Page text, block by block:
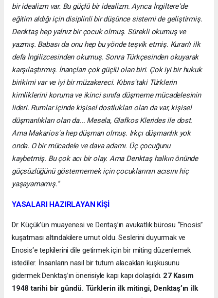
bir idealizm var. Bu güçlü bir idealizm. Ayrıca İngiltere'de
eğitim aldığı için disiplinli bir düşünce sistemi de geliştirmiş.
Denktaş hep yalnız bir çocuk olmuş. Sürekli okumuş ve
yazmış. Babası da onu hep bu yönde teşvik etmiş. Kuran'ı ilk
defa İngilizcesinden okumuş. Sonra Türkçesinden okuyarak
karşılaştırmış. İnançları çok güçlü olan biri. Çok iyi bir hukuk
birikimi var ve iyi bir müzakereci. Kıbrıs'taki Türklerin
kimliklerini koruma ve ikinci sınıfa düşmeme mücadelesinin
lideri. Rumlar içinde kişisel dostlukları olan da var, kişisel
düşmanlıkları olan da... Mesela, Glafkos Klerides ile dost.
Ama Makarios'a hep düşman olmuş. Irkçı düşmanlık yok
onda. O bir mücadele ve dava adamı. Üç çocuğunu
kaybetmiş. Bu çok acı bir olay. Ama Denktaş halkın önünde
güçsüzlüğünü göstermemek için çocuklarının acısını hiç
yaşayamamış."
YASALARI HAZIRLAYAN KİŞİ
Dr. Küçük’ün muayenesi ve Dentaş’ın avukatlık bürosu “Enosis”
kuşatması altındakilere umut oldu. Seslerini duyurmak ve
Enosis’e tepkilerini dile getirmek için bir miting düzenlemek
istediler. İnsanların nasıl bir tutum alacakları kuşkusunu
gidermek Denktaş’ın önerisiyle kapı kapı dolaşıldı. 27 Kasım
1948 tarihi bir gündü. Türklerin ilk mitingi, Denktaş’ın ilk